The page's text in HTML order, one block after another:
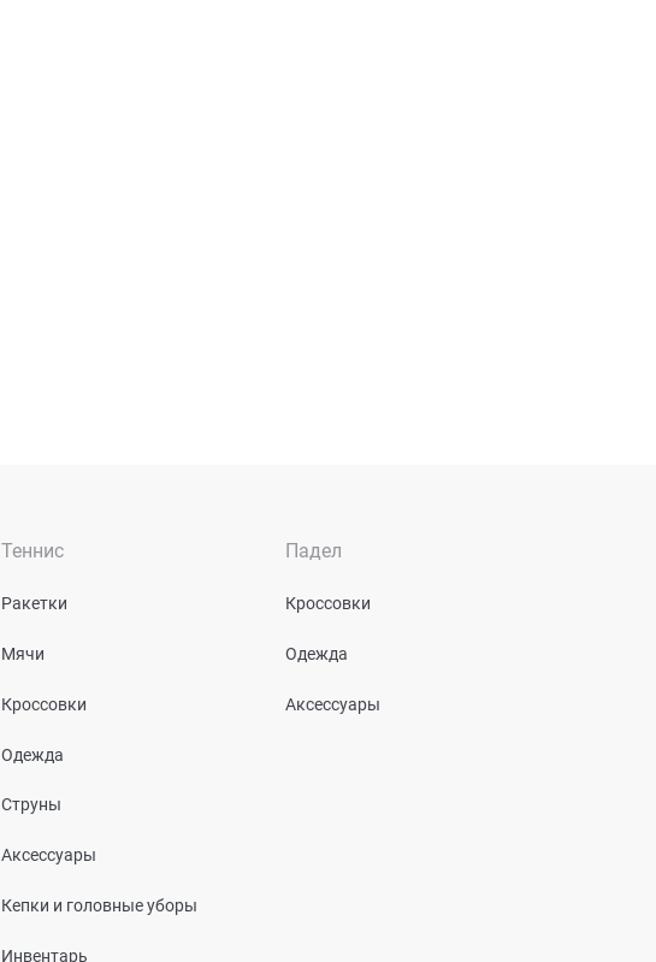
Теннис
Ракетки
Мячи
Кроссовки
Одежда
Струны
Аксессуары
Кепки и головные уборы
Инвентарь
Падел
Кроссовки
Одежда
Аксессуары